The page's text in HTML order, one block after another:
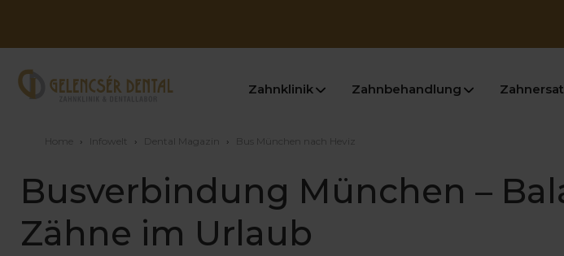
Zahnklinik Zahnbehandlung
Home › Infowelt › Dental Magazin › Bus München nach Heviz
Busverbindung München –
Zähne im Urlaub